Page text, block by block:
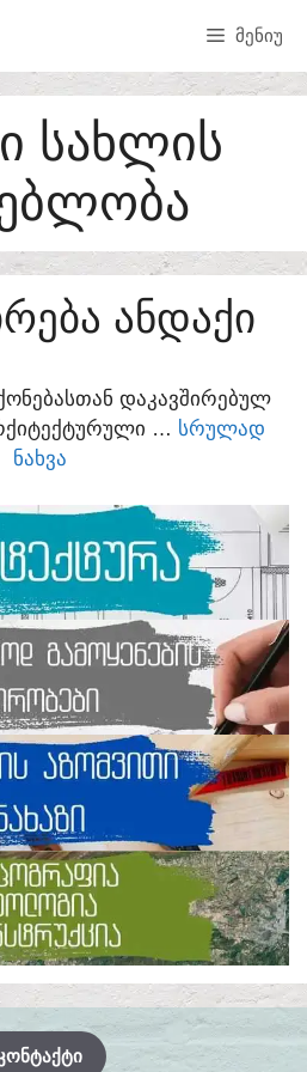
ᲛᲔᲜᲘᲣ
ᲡᲐᲮᲚᲘᲡ
ᲐᲜᲓᲐᲥᲘ
ᲓᲐᲙᲐᲕᲨᲘᲠᲔᲑᲣᲚ
… ᲡᲠᲣᲚᲐᲓ
ᲜᲐᲮᲕᲐ